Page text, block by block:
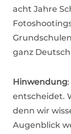
acht Jahre
ganz
Hinwendung
entscheidet.
denn wir
Augenblick